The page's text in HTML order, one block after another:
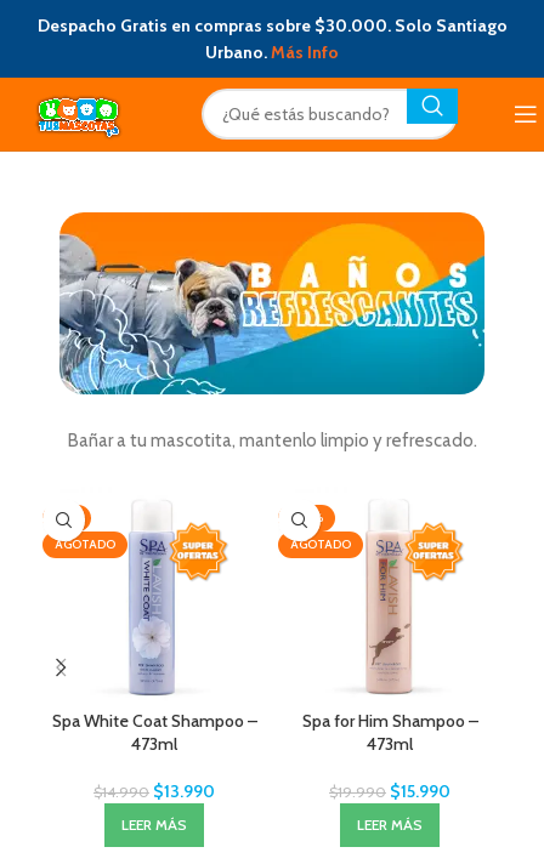
Despacho Gratis en compras sobre $30.000. Solo Santiago
Urbano.Más Info
Bañar a tu mascotita, mantenlo limpio y refrescado.
-7%
AGOTADO
Spa White Coat Shampoo –
473ml
$14.990 $13.990
LEER MÁS
-20%
AGOTADO
Spa for Him Shampoo –
473ml
$19.990 $15.990
LEER MÁS